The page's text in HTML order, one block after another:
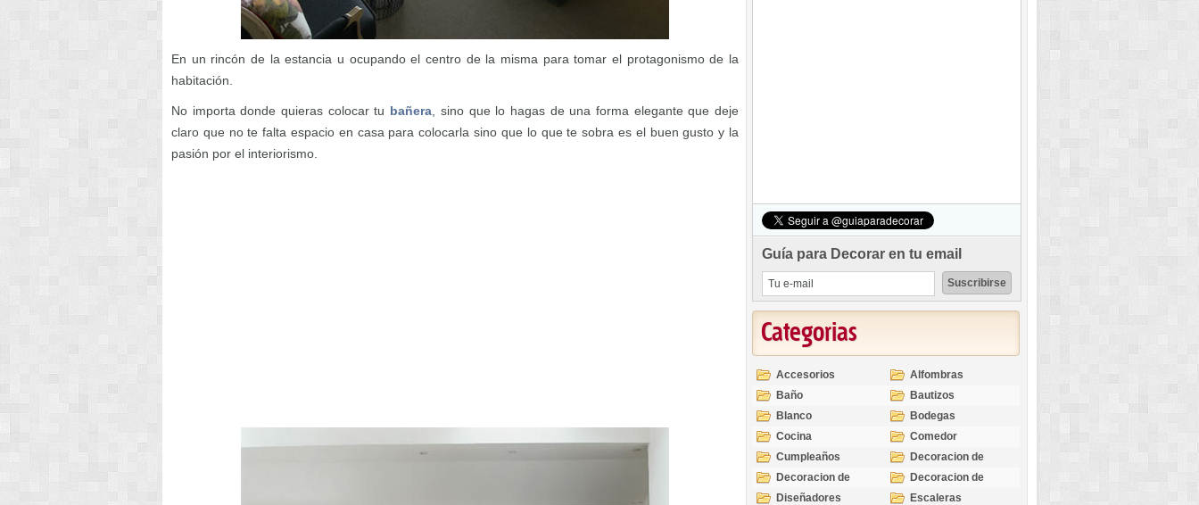
En un rincón de la estancia u ocupando el centro de la misma para tomar el protagonismo de la
habitación.
No importa donde quieras colocar tu bañera , sino que lo hagas de una forma elegante que deje
claro que no te falta espacio en casa para colocarla sino que lo que te sobra es el buen gusto y la
pasión por el interiorismo.
Guía para Decorar en tu email
Categorias
Accesorios
Alfombras
Baño
Bautizos
Blanco
Bodegas
Cocina
Comedor
Cumpleaños
Decoracion de
Exteriores
Decoracion de
Interiores
Decoracion de
Ocasiones
Diseñadores
Escaleras